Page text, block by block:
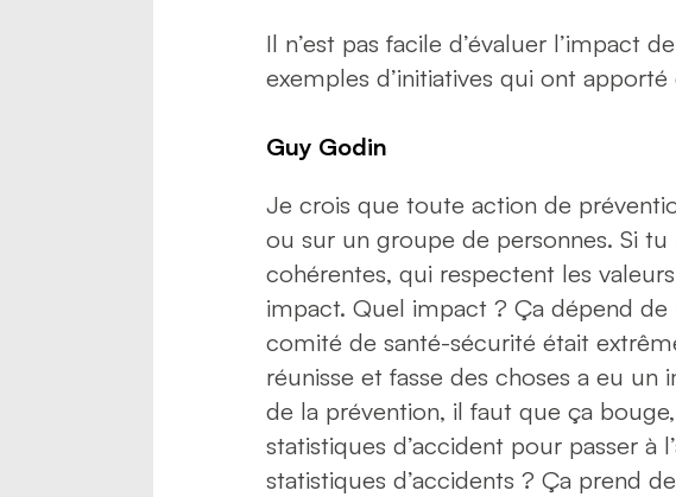
Il n’est pas facile d’évaluer l’impact
exemples d’initiatives qui ont
Guy Godin
Je crois que toute action de
ou sur un groupe de personnes. Si tu
cohérentes, qui respectent les
impact. Quel impact ? Ça dépend de
comité de santé-sécurité était
réunisse et fasse des choses a eu
de la prévention, il faut que ça
statistiques d’accident pour passer à
statistiques d’accidents ? Ça prend